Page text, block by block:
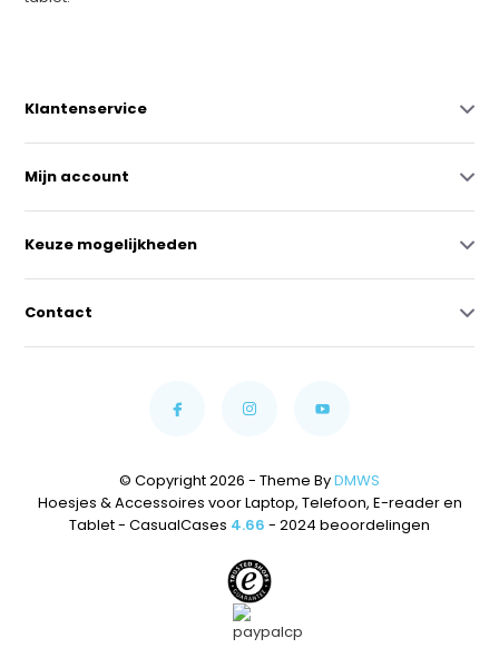
Klantenservice
Mijn account
Keuze mogelijkheden
Contact
© Copyright 2026 - Theme ByDMWS
Hoesjes & Accessoires voor Laptop, Telefoon, E-reader en
Tablet - CasualCases 4.66 - 2024 beoordelingen